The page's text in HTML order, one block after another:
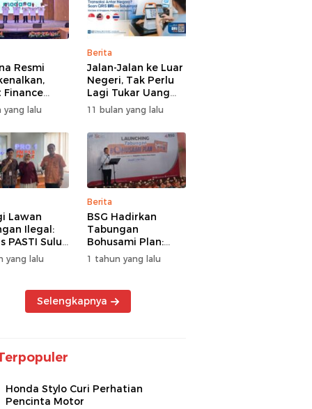
Resmi
Finance
Segmen
yang lalu
Berita
Jalan-Jalan ke Luar
Negeri, Tak Perlu
Lagi Tukar Uang
Asing – Cukup Scan
QRIS Pakai BRImo
11 bulan yang lalu
Lawan
Ilegal:
PASTI Sulut
Literasi
Kolektif
yang lalu
Berita
BSG Hadirkan
Tabungan
Bohusami Plan:
Nabung Gak Ribet,
Impian Masa Depan
1 tahun yang lalu
Selengkapnya
Honda Stylo Curi Perhatian
Pencinta Motor